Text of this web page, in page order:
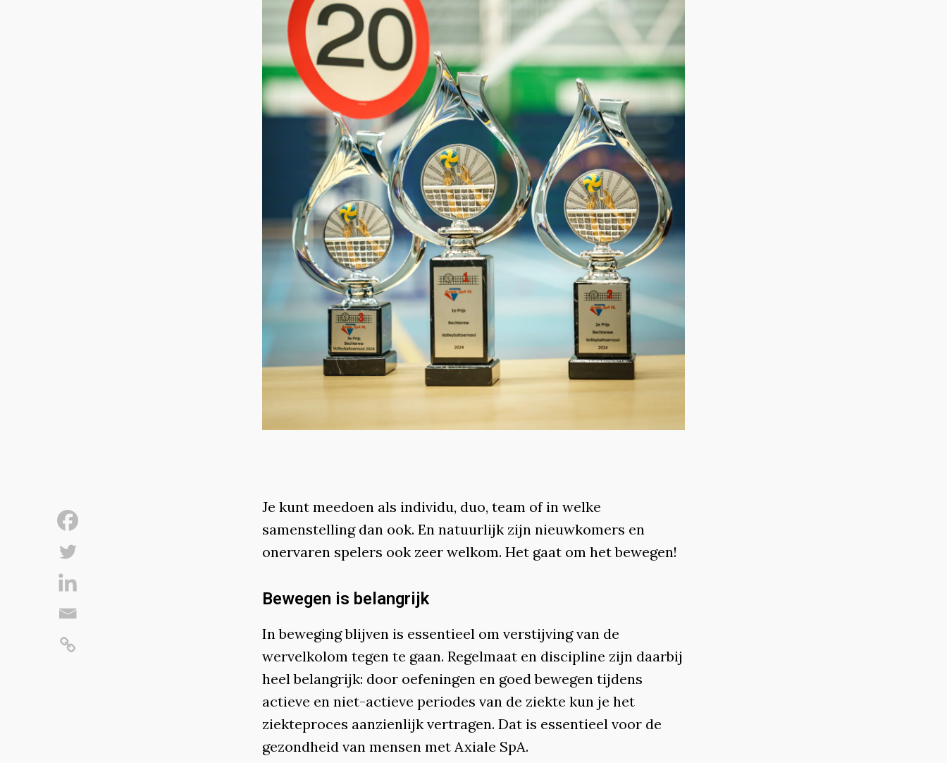
Je kunt meedoen als individu, duo, team of in welke
samenstelling dan ook. En natuurlijk zijn nieuwkomers en
onervaren spelers ook zeer welkom. Het gaat om het bewegen!
Bewegen is belangrijk
In beweging blijven is essentieel om verstijving van de
wervelkolom tegen te gaan. Regelmaat en discipline zijn daarbij
heel belangrijk: door oefeningen en goed bewegen tijdens
actieve en niet-actieve periodes van de ziekte kun je het
ziekteproces aanzienlijk vertragen. Dat is essentieel voor de
gezondheid van mensen met Axiale SpA.